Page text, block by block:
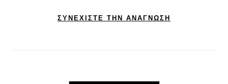
ΣΥΝΕΧΊΣΤΕ ΤΗΝ ΑΝΆΓΝΩΣΗ